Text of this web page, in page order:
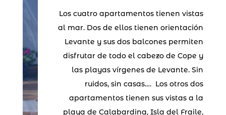
Los cuatro apartamentos tienen vistas
al mar. Dos de ellos tienen orientación
Levante y sus dos balcones permiten
disfrutar de todo el cabezo de Cope y
las playas vírgenes de Levante. Sin
ruidos, sin casas…. Los otros dos
apartamentos tienen sus vistas a la
playa de Calabardina, Isla del Fraile,